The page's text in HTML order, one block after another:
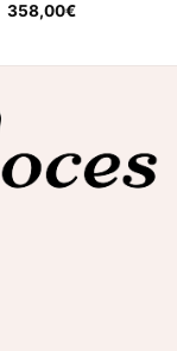
358,00€